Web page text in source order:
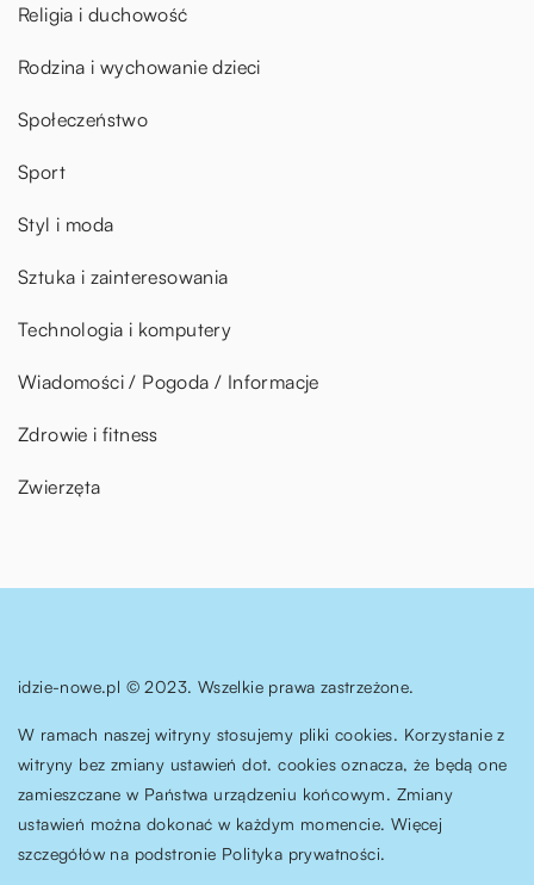
Religia i duchowość
Rodzina i wychowanie dzieci
Społeczeństwo
Sport
Styl i moda
Sztuka i zainteresowania
Technologia i komputery
Wiadomości / Pogoda / Informacje
Zdrowie i fitness
Zwierzęta
idzie-nowe.pl © 2023. Wszelkie prawa zastrzeżone.
W ramach naszej witryny stosujemy pliki cookies. Korzystanie z
witryny bez zmiany ustawień dot. cookies oznacza, że będą one
zamieszczane w Państwa urządzeniu końcowym. Zmiany
ustawień można dokonać w każdym momencie. Więcej
szczegółów na podstronie Polityka prywatności.